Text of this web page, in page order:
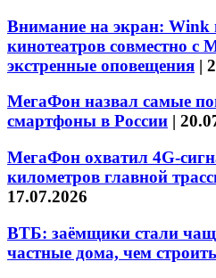
Внимание на экран: Wink
кинотеатров совместно с
экстренные оповещения |
МегаФон назвал самые
смартфоны в России |
МегаФон охватил 4G-
километров главной
17.07.2026
ВТБ: заёмщики стали
частные дома, чем строить